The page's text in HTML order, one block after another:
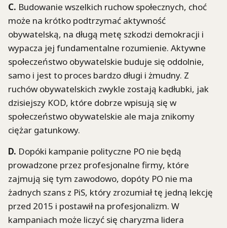
C. Budowanie wszelkich ruchow społecznych, choć
może na krótko podtrzymać aktywność
obywatelską, na długą metę szkodzi demokracji i
wypacza jej fundamentalne rozumienie. Aktywne
społeczeństwo obywatelskie buduje się oddolnie,
samo i jest to proces bardzo długi i żmudny. Z
ruchów obywatelskich zwykle zostają kadłubki, jak
dzisiejszy KOD, które dobrze wpisują się w
społeczeństwo obywatelskie ale maja znikomy
ciężar gatunkowy.
D. Dopóki kampanie polityczne PO nie będą
prowadzone przez profesjonalne firmy, które
zajmują się tym zawodowo, dopóty PO nie ma
żadnych szans z PiS, który zrozumiał tę jedną lekcję
przed 2015 i postawił na profesjonalizm. W
kampaniach może liczyć się charyzma lidera